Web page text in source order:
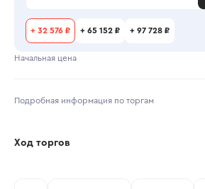
+ 32 576 ₽ + 65 152 ₽ + 97 728 ₽
Начальная цена
Подробная информация по торгам
Ход торгов